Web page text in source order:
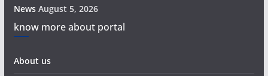
News August 5, 2026
know more about portal
About us